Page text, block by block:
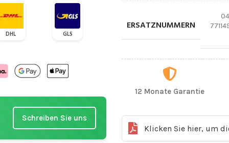
DHL GLS
Schreiben Sie uns
ERSATZNUMMERN
12 Monate Garantie
Klicken Sie hier, um